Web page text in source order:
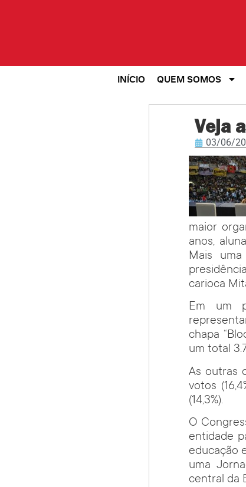
INÍCIO QUEM SOMOS
Veja
03/06/
maior
anos,
Mais
carioca
Em um
chapa
um total
As outras
votos
(14,3%).
O
entidade
educação
uma
central da